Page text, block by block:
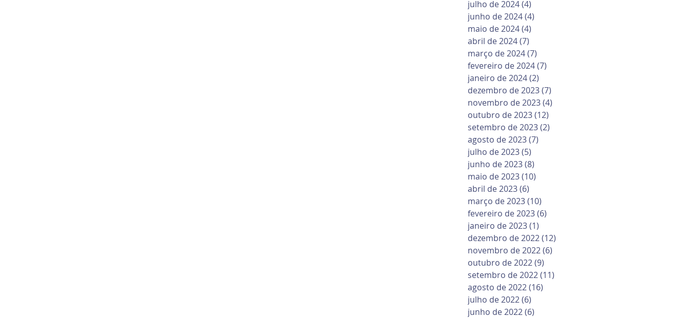
julho de 2024(4)
junho de 2024(4)
maio de 2024(4)
abril de 2024(7)
março de 2024(7)
fevereiro de 2024(7)
janeiro de 2024(2)
dezembro de 2023(7)
novembro de 2023(4)
outubro de 2023(12)
setembro de 2023(2)
agosto de 2023(7)
julho de 2023(5)
junho de 2023(8)
maio de 2023(10)
abril de 2023(6)
março de 2023(10)
fevereiro de 2023(6)
janeiro de 2023(1)
dezembro de 2022(12)
novembro de 2022(6)
outubro de 2022(9)
setembro de 2022(11)
agosto de 2022(16)
julho de 2022(6)
junho de 2022(6)